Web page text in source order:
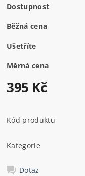
Dostupnost
Běžná cena
Ušetříte
Měrná cena
395 Kč
Kód produktu
Kategorie
Dotaz